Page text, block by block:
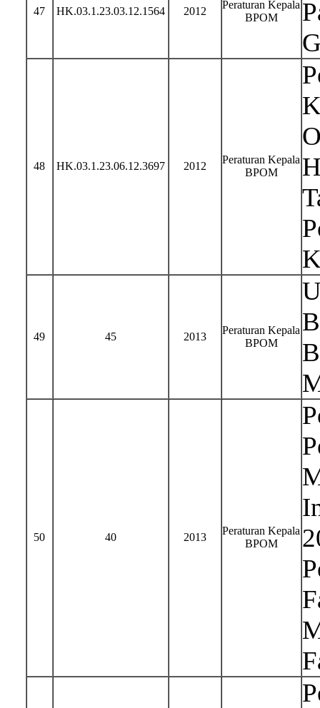
47 HK.03.1.23.03.12.1564 2012
Peraturan Kepala
BPOM
48 HK.03.1.23.06.12.3697 2012
Peraturan Kepala
BPOM
49 45 2013
Peraturan Kepala
BPOM
50 40 2013
Peraturan Kepala
BPOM